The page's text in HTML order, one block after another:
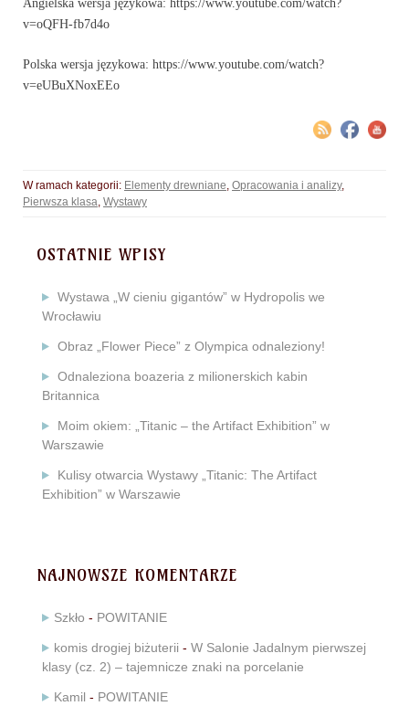
Angielska wersja językowa: https://www.youtube.com/watch?
v=oQFH-fb7d4o
Polska wersja językowa: https://www.youtube.com/watch?
v=eUBuXNoxEEo
W ramach kategorii: Elementy drewniane, Opracowania i analizy,
Pierwsza klasa, Wystawy
OSTATNIE WPISY
Wystawa „W cieniu gigantów” w Hydropolis we
Wrocławiu
Obraz „Flower Piece” z Olympica odnaleziony!
Odnaleziona boazeria z milionerskich kabin
Britannica
Moim okiem: „Titanic – the Artifact Exhibition” w
Warszawie
Kulisy otwarcia Wystawy „Titanic: The Artifact
Exhibition” w Warszawie
NAJNOWSZE KOMENTARZE
Szkło - POWITANIE
komis drogiej biżuterii - W Salonie Jadalnym pierwszej
klasy (cz. 2) – tajemnicze znaki na porcelanie
Kamil - POWITANIE